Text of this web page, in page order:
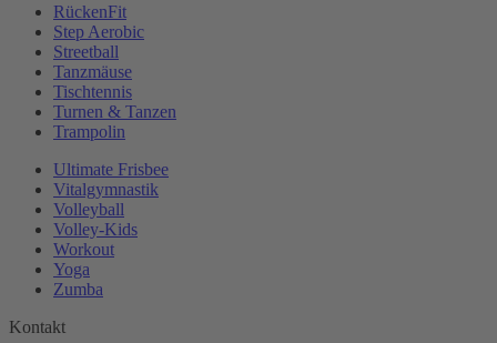
RückenFit
Step Aerobic
Streetball
Tanzmäuse
Tischtennis
Turnen & Tanzen
Trampolin
Ultimate Frisbee
Vitalgymnastik
Volleyball
Volley-Kids
Workout
Yoga
Zumba
Kontakt